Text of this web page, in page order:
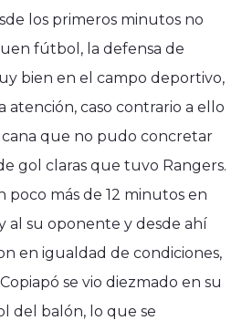
los primeros minutos no
fútbol, la defensa de
bien en el campo deportivo,
atención, caso contrario a ello
que no pudo concretar
gol claras que tuvo Rangers.
poco más de 12 minutos en
al su oponente y desde ahí
en igualdad de condiciones,
se vio diezmado en su
del balón, lo que se